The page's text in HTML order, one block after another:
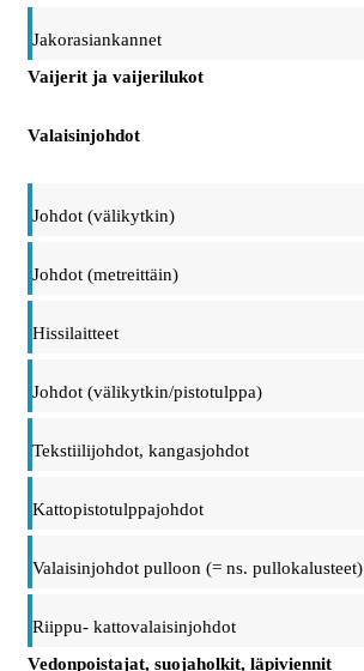
Jakorasiankannet
Vaijerit ja vaijerilukot
Valaisinjohdot
Johdot (välikytkin)
Johdot (metreittäin)
Hissilaitteet
Johdot (välikytkin/pistotulppa)
Tekstiilijohdot, kangasjohdot
Kattopistotulppajohdot
Valaisinjohdot pulloon (= ns. pullokalusteet)
Riippu- kattovalaisinjohdot
Vedonpoistajat, suojaholkit, läpiviennit